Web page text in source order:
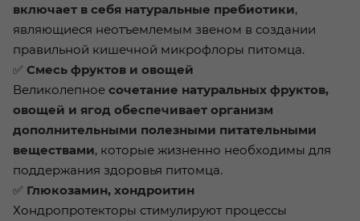
включает в себя натуральные пребиотики,
являющиеся неотъемлемым звеном в создании
правильной кишечной микрофлоры питомца.
✅ Смесь фруктов и овощей
Великолепное сочетание натуральных фруктов,
овощей и ягод обеспечивает организм
дополнительными полезными питательными
веществами, которые жизненно необходимы для
поддержания здоровья питомца.
✅ Глюкозамин, хондроитин
Хондропротекторы стимулируют процессы